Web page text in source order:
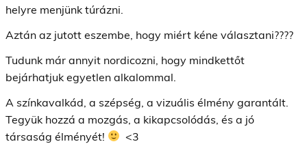
helyre menjünk túrázni.
Aztán az jutott eszembe, hogy miért kéne választani????
Tudunk már annyit nordicozni, hogy mindkettőt
bejárhatjuk egyetlen alkalommal.
A színkavalkád, a szépség, a vizuális élmény garantált.
Tegyük hozzá a mozgás, a kikapcsolódás, és a jó
társaság élményét!
<3